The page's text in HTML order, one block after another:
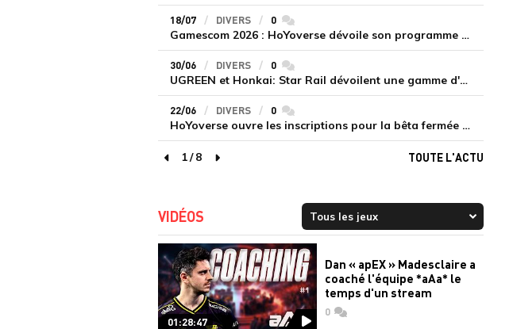
18/07 DIVERS 0commentaires
Gamescom 2026 : HoYoverse dévoile son programme et présente deux nouveaux jeux inédits
30/06 DIVERS 0commentaires
UGREEN et Honkai: Star Rail dévoilent une gamme d'accessoires de recharge en édition limitée
22/06 DIVERS 0commentaires
HoYoverse ouvre les inscriptions pour la bêta fermée de Honkai : Nexus Anima
page précédente
1/8
page suivante
TOUTE L'ACTU
VIDÉOS
01:28:47
Dan « apEX » Madesclaire a
coaché l'équipe *aAa* le
temps d'un stream
0commentaires